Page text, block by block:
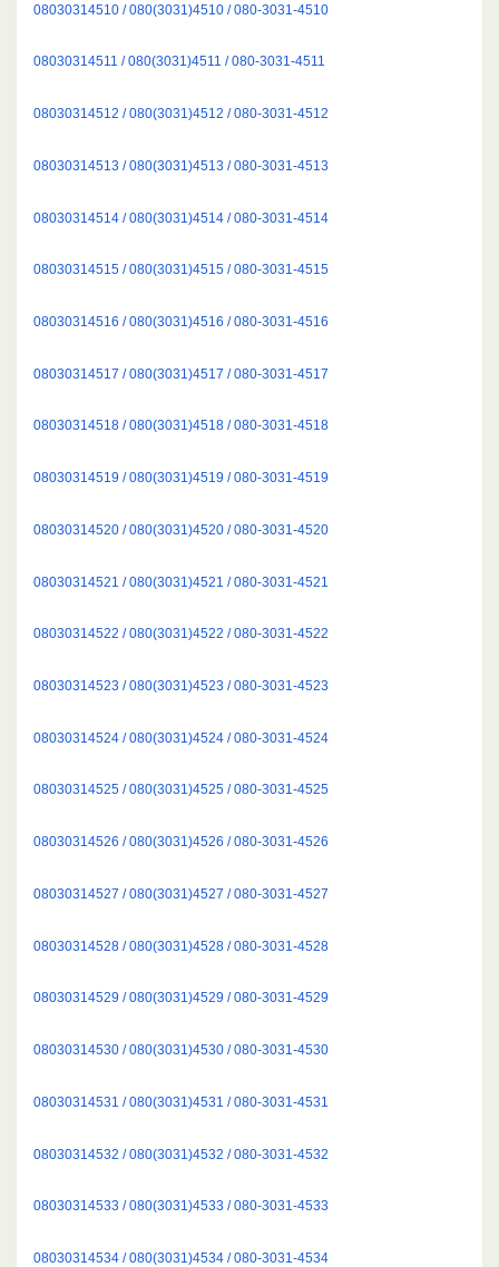
08030314510 / 080(3031)4510 / 080-3031-4510
08030314511 / 080(3031)4511 / 080-3031-4511
08030314512 / 080(3031)4512 / 080-3031-4512
08030314513 / 080(3031)4513 / 080-3031-4513
08030314514 / 080(3031)4514 / 080-3031-4514
08030314515 / 080(3031)4515 / 080-3031-4515
08030314516 / 080(3031)4516 / 080-3031-4516
08030314517 / 080(3031)4517 / 080-3031-4517
08030314518 / 080(3031)4518 / 080-3031-4518
08030314519 / 080(3031)4519 / 080-3031-4519
08030314520 / 080(3031)4520 / 080-3031-4520
08030314521 / 080(3031)4521 / 080-3031-4521
08030314522 / 080(3031)4522 / 080-3031-4522
08030314523 / 080(3031)4523 / 080-3031-4523
08030314524 / 080(3031)4524 / 080-3031-4524
08030314525 / 080(3031)4525 / 080-3031-4525
08030314526 / 080(3031)4526 / 080-3031-4526
08030314527 / 080(3031)4527 / 080-3031-4527
08030314528 / 080(3031)4528 / 080-3031-4528
08030314529 / 080(3031)4529 / 080-3031-4529
08030314530 / 080(3031)4530 / 080-3031-4530
08030314531 / 080(3031)4531 / 080-3031-4531
08030314532 / 080(3031)4532 / 080-3031-4532
08030314533 / 080(3031)4533 / 080-3031-4533
08030314534 / 080(3031)4534 / 080-3031-4534